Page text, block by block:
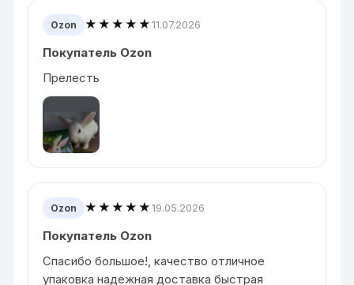
Ozon ★★★★★11.07.2026
Покупатель Ozon
Прелесть
Ozon ★★★★★19.05.2026
Покупатель Ozon
Спасибо большое!, качество отличное
упаковка надежная доставка быстрая